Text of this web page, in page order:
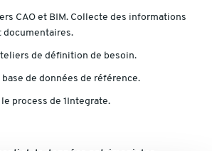
CAO et BIM. Collecte des informations
de définition de besoin.
de données de référence.
process de 1Integrate.